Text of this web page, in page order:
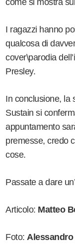
I ragazzi hanno
qualcosa di
cover\parodia
Presley.
In conclusione, la
Sustain si
appuntamento
premesse, credo
cose.
Passate a dare
Articolo: Matteo
Foto: